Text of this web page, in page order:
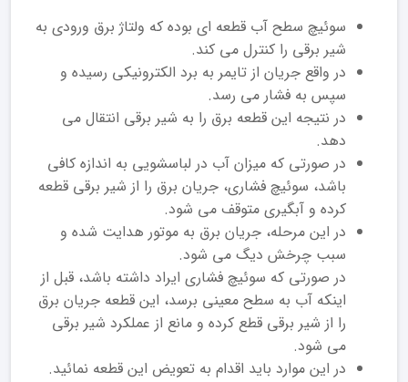
سوئیچ سطح آب قطعه ای بوده که ولتاژ برق ورودی به
شیر برقی را کنترل می کند.
در واقع جریان از تایمر به برد الکترونیکی رسیده و
سپس به فشار می رسد.
در نتیجه این قطعه برق را به شیر برقی انتقال می
دهد.
در صورتی که میزان آب در لباسشویی به اندازه کافی
باشد، سوئیچ فشاری، جریان برق را از شیر برقی قطعه
کرده و آبگیری متوقف می شود.
در این مرحله، جریان برق به موتور هدایت شده و
سبب چرخش دیگ می شود.
در صورتی که سوئیچ فشاری ایراد داشته باشد، قبل از
اینکه آب به سطح معینی برسد، این قطعه جریان برق
را از شیر برقی قطع کرده و مانع از عملکرد شیر برقی
می شود.
در این موارد باید اقدام به تعویض این قطعه نمائید.